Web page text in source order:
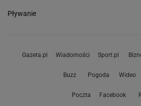
Pływanie
Gazeta.pl Wiadomości Sport.pl
Buzz Pogoda Wideo
Poczta Facebook